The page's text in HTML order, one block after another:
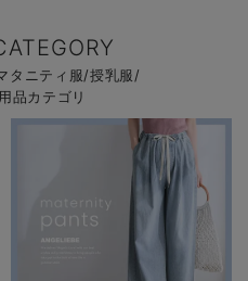
タニティ服/授乳服/
品カテゴリ